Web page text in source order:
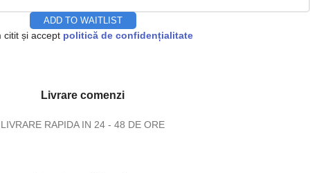
ADD TO WAITLIST
citit și accept politică de confidențialitate
Livrare comenzi
LIVRARE RAPIDA IN 24 - 48 DE ORE